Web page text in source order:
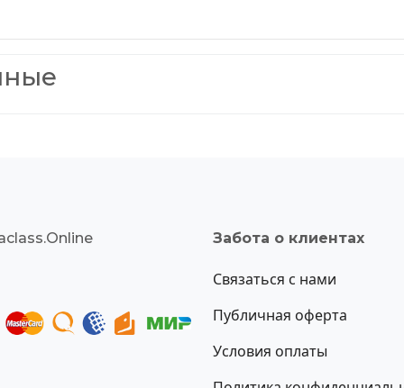
Забота о клиентах
Связаться с нами
Публичная оферта
Условия оплаты